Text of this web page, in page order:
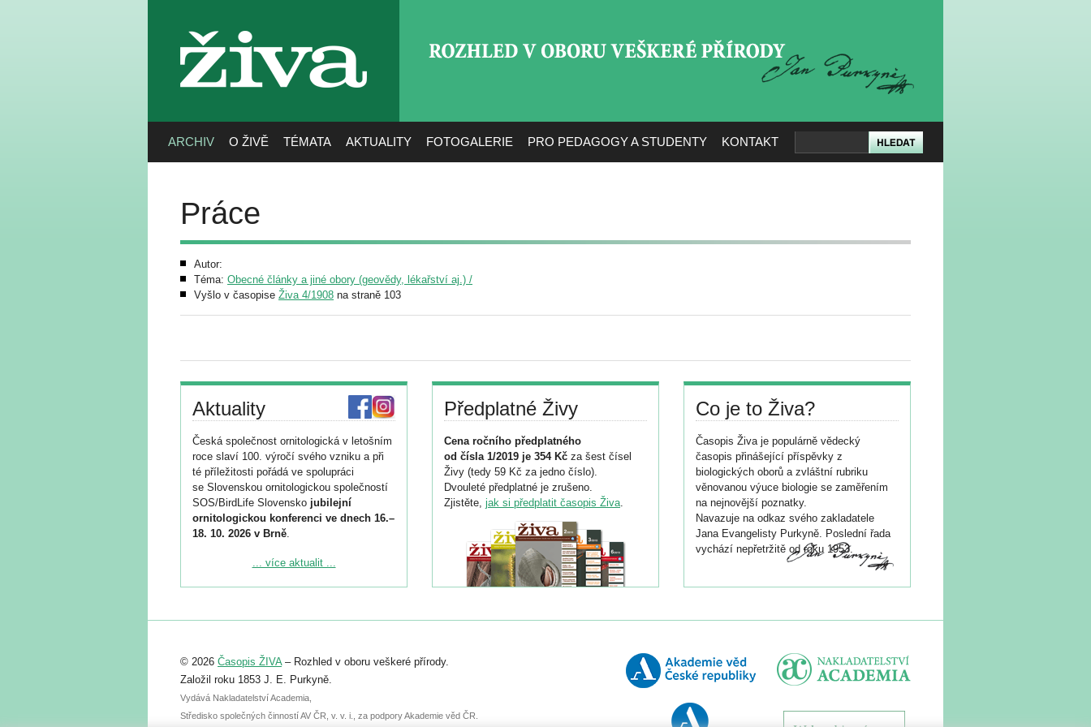
živa
ARCHIV O ŽIVĚ TÉMATA AKTUALITY FOTOGALERIE PRO PEDAGOGY A STUDENTY KONTAKT
Práce
Autor:
Téma: Obecné články a jiné obory (geovědy, lékařství aj.) /
Vyšlo v časopise Živa 4/1908 na straně 103
Aktuality
Česká společnost ornitologická v letošním
roce slaví 100. výročí svého vzniku a při
té příležitosti pořádá ve spolupráci
se Slovenskou ornitologickou společností
SOS/BirdLife Slovensko jubilejní
ornitologickou konferenci ve dnech 16.–
18. 10. 2026 v Brně.
Podrobnější informace ke konferenci
Registrovat se můžete do 6. září.
abstraktu přihlášené přednášky nebo
posteru je už 30. června.
... více aktualit ...
Předplatné Živy
Cena ročního předplatného
od čísla 1/2019 je 354 Kč za šest čísel
Živy (tedy 59 Kč za jedno číslo).
Dvouleté předplatné je zrušeno.
Zjistěte, jak si předplatit časopis Živa.
Co je to Živa?
Časopis Živa je populárně vědecký
časopis přinášející příspěvky z
biologických oborů a zvláštní rubriku
věnovanou výuce biologie se zaměřením
na nejnovější poznatky.
Navazuje na odkaz svého zakladatele
Jana Evangelisty Purkyně. Poslední řada
vychází nepřetržitě od roku 1953.
© 2026 Časopis ŽIVA– Rozhled v oboru veškeré přírody.
Založil roku 1853 J. E. Purkyně.
Vydává Nakladatelství Academia,
Středisko společných činností AV ČR, v. v. i., za podpory Akademie věd ČR.